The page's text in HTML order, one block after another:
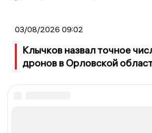
03/08/2026 09:02
Клычков назвал точное
дронов в Орловской